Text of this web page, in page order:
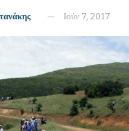
Ιούν 7, 2017